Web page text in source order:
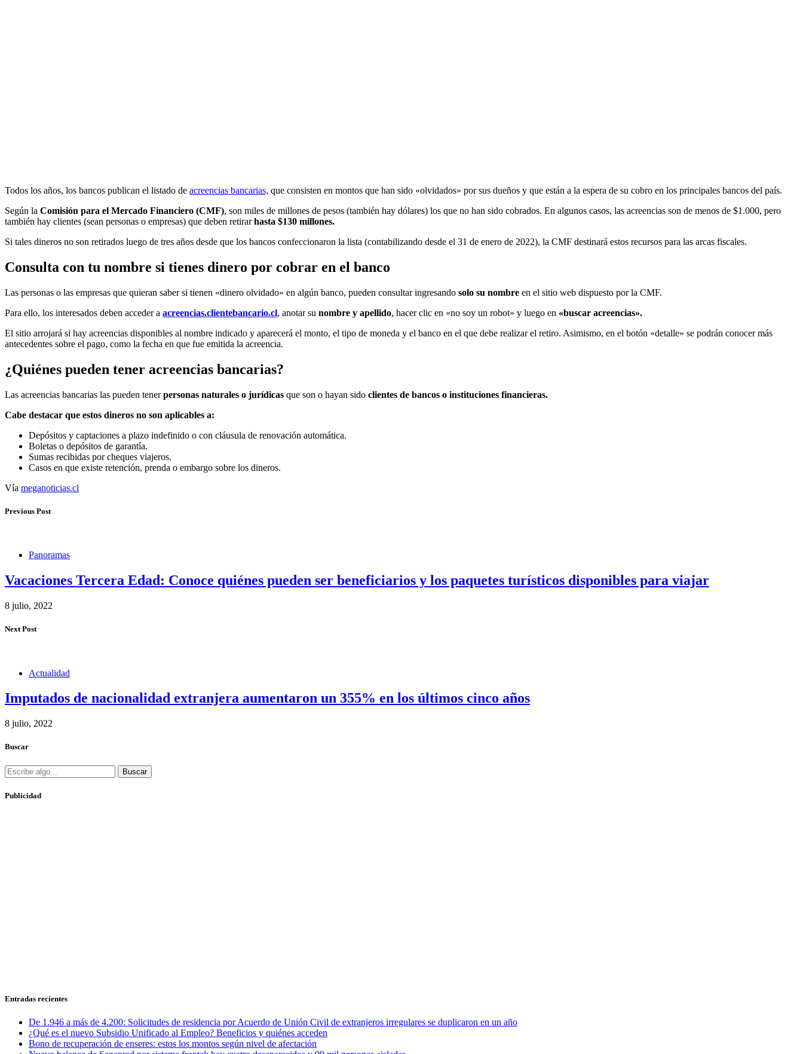
Todos los años, los bancos publican el listado de acreencias bancarias, que consisten en montos que han sido «olvidados» por sus dueños y que están a la espera de su cobro en los principales bancos del país.
Según la Comisión para el Mercado Financiero (CMF), son miles de millones de pesos (también hay dólares) los que no han sido cobrados. En algunos casos, las acreencias son de menos de $1.000, pero
también hay clientes (sean personas o empresas) que deben retirarhasta $130 millones.
Si tales dineros no son retirados luego de tres años desde que los bancos confeccionaron la lista (contabilizando desde el 31 de enero de 2022), la CMF destinará estos recursos para las arcas fiscales.
Consulta con tu nombre si tienes dinero por cobrar en el banco
Las personas o las empresas que quieran saber si tienen «dinero olvidado» en algún banco, pueden consultar ingresando solo su nombre en el sitio web dispuesto por la CMF.
Para ello, los interesados deben acceder a acreencias.clientebancario.cl, anotar su nombre y apellido, hacer clic en «no soy un robot» y luego en «buscar acreencias».
El sitio arrojará si hay acreencias disponibles al nombre indicado y aparecerá el monto, el tipo de moneda y el banco en el que debe realizar el retiro. Asimismo, en el botón «detalle» se podrán conocer más
antecedentes sobre el pago, como la fecha en que fue emitida la acreencia.
¿Quiénes pueden tener acreencias bancarias?
Las acreencias bancarias las pueden tenerpersonas naturales o jurídicas que son o hayan sido clientes de bancos o instituciones financieras.
Cabe destacar que estos dineros no son aplicables a:
Depósitos y captaciones a plazo indefinido o con cláusula de renovación automática.
Boletas o depósitos de garantía.
Sumas recibidas por cheques viajeros.
Casos en que existe retención, prenda o embargo sobre los dineros.
Vía meganoticias.cl
Previous Post
Panoramas
Vacaciones Tercera Edad: Conoce quiénes pueden ser beneficiarios y los paquetes turísticos disponibles para viajar
8 julio, 2022
Next Post
Actualidad
Imputados de nacionalidad extranjera aumentaron un 355% en los últimos cinco años
8 julio, 2022
Buscar
Buscar
Publicidad
Entradas recientes
De 1.946 a más de 4.200: Solicitudes de residencia por Acuerdo de Unión Civil de extranjeros irregulares se duplicaron en un año
¿Qué es el nuevo Subsidio Unificado al Empleo? Beneficios y quiénes acceden
Bono de recuperación de enseres: estos los montos según nivel de afectación